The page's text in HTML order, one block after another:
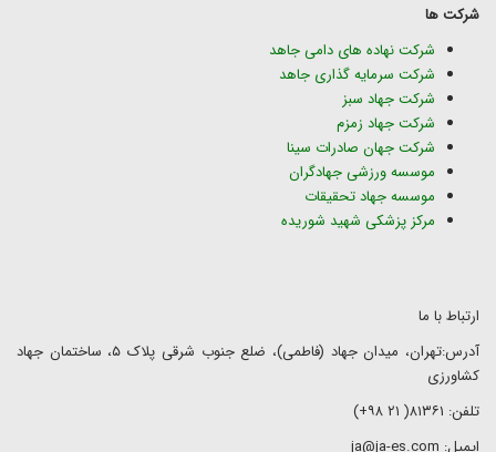
شرکت ها
شرکت نهاده های دامی جاهد
شرکت سرمایه گذاری جاهد
شرکت جهاد سبز
شرکت جهاد زمزم
شرکت جهان صادرات سینا
موسسه ورزشی جهادگران
موسسه جهاد تحقیقات
مرکز پزشکی شهید شوریده
ارتباط با ما
آدرس:تهران، میدان جهاد (فاطمی)، ضلع جنوب شرقی پلاک ۵، ساختمان جهاد
کشاورزی
تلفن: ۸۱۳۶۱( ۲۱ ۹۸+)
ایمیل: ja@ja-es.com